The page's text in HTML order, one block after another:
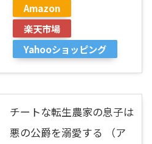
Amazon
楽天市場
Yahooショッピング
チートな転生農家の息子は
悪の公爵を溺愛する （ア